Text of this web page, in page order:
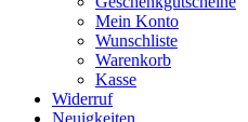
Mein Konto
Wunschliste
Warenkorb
Kasse
Widerruf
Neuigkeiten